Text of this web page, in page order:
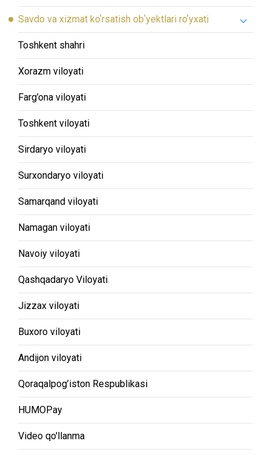
Savdo va xizmat koʼrsatish obʼyektlari roʼyxati
Toshkent shahri
Xorazm viloyati
Farg’ona viloyati
Toshkent viloyati
Sirdaryo viloyati
Surxondaryo viloyati
Samarqand viloyati
Namagan viloyati
Navoiy viloyati
Qashqadaryo Viloyati
Jizzax viloyati
Buxoro viloyati
Andijon viloyati
Qoraqalpog’iston Respublikasi
HUMOPay
Video qo'llanma